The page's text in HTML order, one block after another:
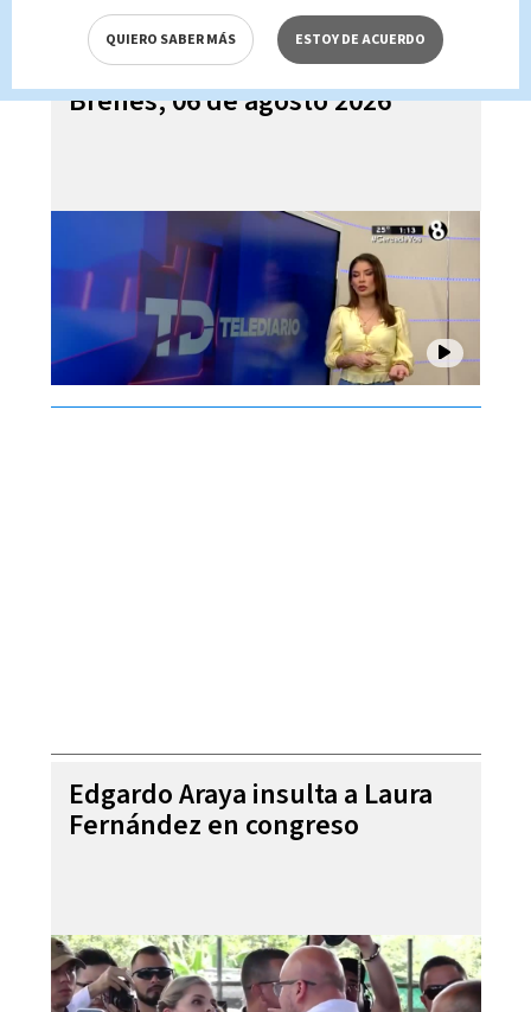
Telediario En Directo con Paula
Brenes, 06 de agosto 2026
Edgardo Araya insulta a Laura
Fernández en congreso
QUIERO SABER MÁS ESTOY DE ACUERDO